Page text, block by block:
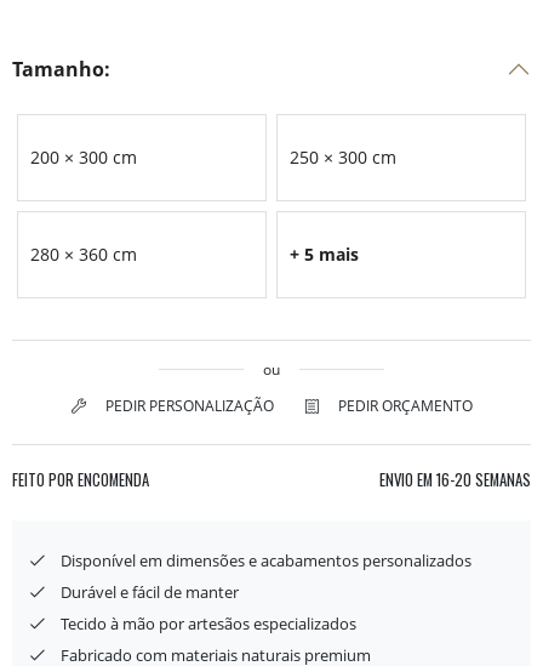
Tamanho:
200 × 300 cm 250 × 300 cm
280 × 360 cm + 5 mais
ou
PEDIR PERSONALIZAÇÃO
PEDIR ORÇAMENTO
FEITO POR ENCOMENDA ENVIO EM 16-20 SEMANAS
Disponível em dimensões e acabamentos personalizados
Durável e fácil de manter
Tecido à mão por artesãos especializados
Fabricado com materiais naturais premium